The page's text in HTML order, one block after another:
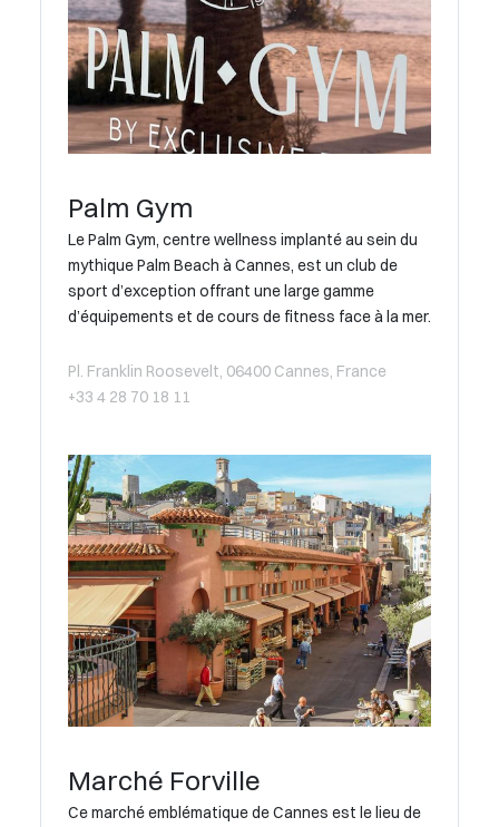
Palm Gym
Le Palm Gym, centre wellness implanté au sein du
mythique Palm Beach à Cannes, est un club de
sport d’exception offrant une large gamme
d’équipements et de cours de fitness face à la mer.
Pl. Franklin Roosevelt, 06400 Cannes, France
+33 4 28 70 18 11
Marché Forville
Ce marché emblématique de Cannes est le lieu de